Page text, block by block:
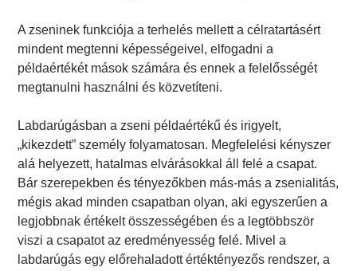
A zseninek funkciója a terhelés mellett a célratartásért
mindent megtenni képességeivel, elfogadni a
példaértékét mások számára és ennek a felelősségét
megtanulni használni és közvetíteni.
Labdarúgásban a zseni példaértékű és irigyelt,
„kikezdett” személy folyamatosan. Megfelelési kényszer
alá helyezett, hatalmas elvárásokkal áll felé a csapat.
Bár szerepekben és tényezőkben más-más a zsenialitás,
mégis akad minden csapatban olyan, aki egyszerűen a
legjobbnak értékelt összességében és a legtöbbször
viszi a csapatot az eredményesség felé. Mivel a
labdarúgás egy előrehaladott értéktényezős rendszer, a